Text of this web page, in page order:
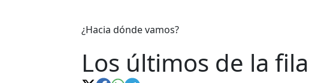
¿Hacia dónde vamos?
Los últimos de la fila